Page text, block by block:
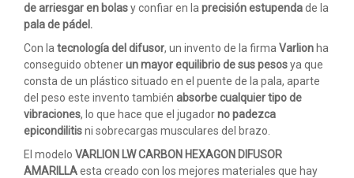
de arriesgar en bolasy confiar en la precisión estupendade la
pala de pádel.
Con la tecnología del difusor, un invento de la firma Varlionha
conseguido obtenerun mayor equilibrio de sus pesosya que
consta de un plástico situado en el puente de la pala, aparte
del peso este invento también absorbe cualquier tipo de
vibraciones, lo que hace que el jugadorno padezca
epicondilitisni sobrecargas musculares del brazo.
El modelo VARLION LW CARBON HEXAGON DIFUSOR
AMARILLAesta creado con los mejores materiales que hay